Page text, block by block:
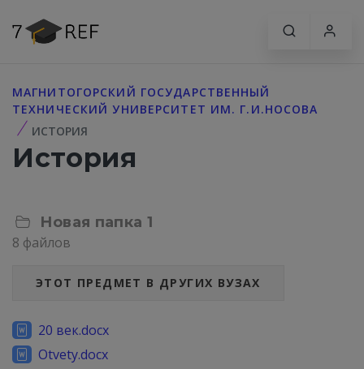
МАГНИТОГОРСКИЙ ГОСУДАРСТВЕННЫЙ
ТЕХНИЧЕСКИЙ УНИВЕРСИТЕТ ИМ. Г.И.НОСОВА
ИСТОРИЯ
История
Новая папка 1
8 файлов
ЭТОТ ПРЕДМЕТ В ДРУГИХ ВУЗАХ
20 век.docx
Otvety.docx